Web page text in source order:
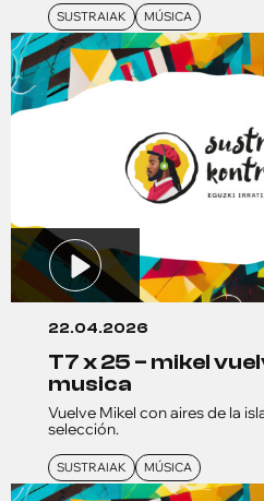
SUSTRAIAK MÚSICA
22.04.2026
t7 x 25 – mikel vuelve cargado de
musica
Vuelve Mikel con aires de la
selección.
SUSTRAIAK MÚSICA